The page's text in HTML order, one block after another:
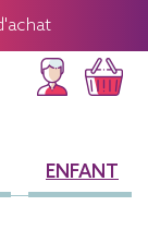
ENFANT